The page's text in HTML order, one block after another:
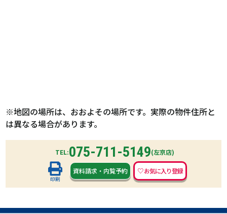
※地図の場所は、おおよその場所です。実際の物件住所と
は異なる場合があります。
TEL:075-711-5149(左京店)
印刷
資料請求 ・ 内覧予約